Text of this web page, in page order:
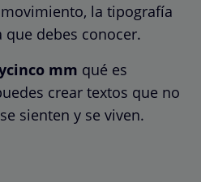
la tipografía
que debes conocer.
mm qué es
crear textos que no
sienten y se viven.